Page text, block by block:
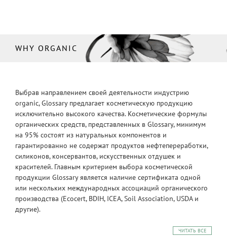
WHY ORGANIC
Выбрав направлением своей деятельности индустрию
organic, Glossary предлагает косметическую продукцию
исключительно высокого качества. Косметические формулы
органических средств, представленных в Glossary, минимум
на 95% состоят из натуральных компонентов и
гарантированно не содержат продуктов нефтепереработки,
силиконов, консервантов, искусственных отдушек и
красителей. Главным критерием выбора косметической
продукции Glossary является наличие сертификата одной
или нескольких международных ассоциаций органического
производства (Ecocert, BDIH, ICEA, Soil Association, USDA и
другие).
ЧИТАТЬ ВСЕ